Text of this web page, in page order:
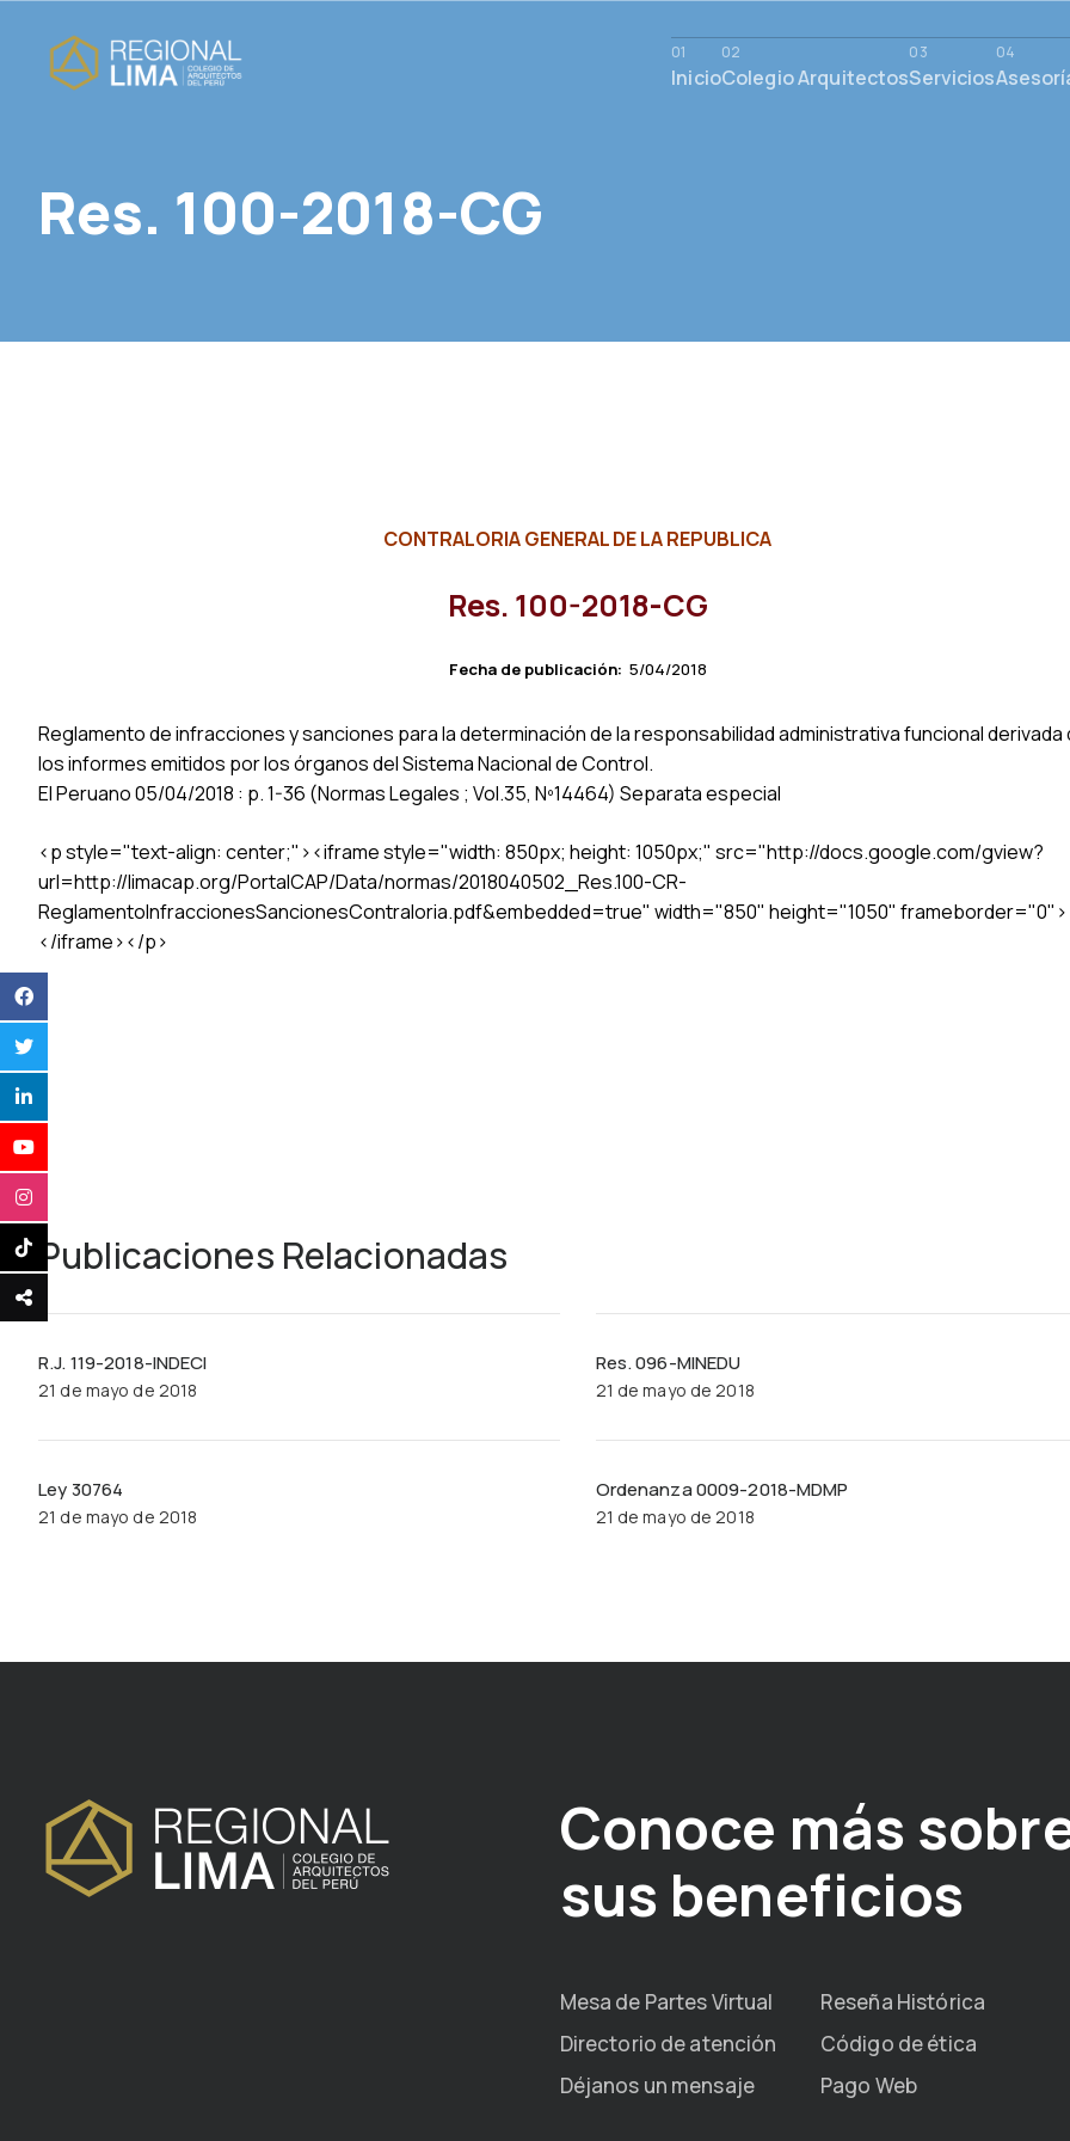
InicioColegio ArquitectosServicios
Res. 100-2018-CG
CONTRALORIA GENERAL DE LA REPUBLICA
Res. 100-2018-CG
Fecha de publicación: 5/04/2018
Reglamento de infracciones y sanciones para la determinación de la responsabilidad administrativa funcional derivada
los informes emitidos por los órganos del Sistema Nacional de Control.
El Peruano 05/04/2018 : p. 1-36 (Normas Legales ; Vol.35, Nº14464) Separata especial
<p style="text-align: center;"><iframe style="width: 850px; height: 1050px;" src="http://docs.google.com/gview?
url=http://limacap.org/PortalCAP/Data/normas/2018040502_Res.100-CR-
ReglamentoInfraccionesSancionesContraloria.pdf&embedded=true" width="850" height="1050" frameborder="0">
</iframe></p>
Publicaciones Relacionadas
R.J. 119-2018-INDECI
21 de mayo de 2018
Res. 096-MINEDU
21 de mayo de 2018
Ley 30764
21 de mayo de 2018
Ordenanza 0009-2018-MDMP
21 de mayo de 2018
Conoce más
sus beneficios
Mesa de Partes Virtual
Reseña Histórica
Directorio de atención
Código de ética
Déjanos un mensaje
Pago Web